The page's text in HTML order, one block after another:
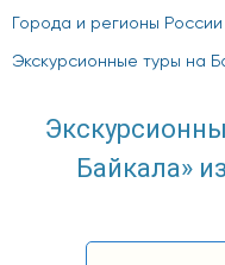
Города и регионы России
Экскурсионные туры на
Байкала»